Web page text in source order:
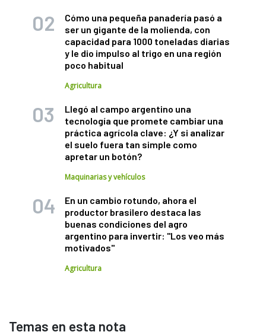
Cómo una pequeña panadería pasó a
ser un gigante de la molienda, con
capacidad para 1000 toneladas diarias
y le dio impulso al trigo en una región
poco habitual
Agricultura
Llegó al campo argentino una
tecnología que promete cambiar una
práctica agrícola clave: ¿Y si analizar
el suelo fuera tan simple como
apretar un botón?
Maquinarias y vehículos
En un cambio rotundo, ahora el
productor brasilero destaca las
buenas condiciones del agro
argentino para invertir: "Los veo más
motivados"
Agricultura
Temas en esta nota